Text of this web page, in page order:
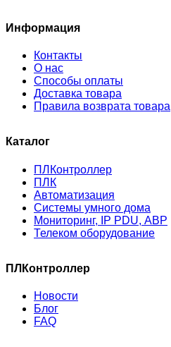
Информация
Контакты
О нас
Способы оплаты
Доставка товара
Правила возврата товара
Каталог
ПЛКонтроллер
ПЛК
Автоматизация
Системы умного дома
Мониторинг, IP PDU, АВР
Телеком оборудование
ПЛКонтроллер
Новости
Блог
FAQ